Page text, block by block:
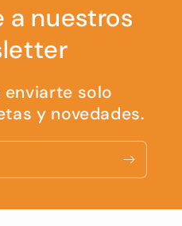
a nuestros
solo
y novedades.